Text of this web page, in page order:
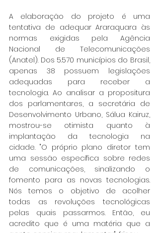
A elaboração do projeto é uma
tentativa de adequar Araraquara às
normas exigidas pela Agência
Nacional de Telecomunicações
(Anatel). Dos 5.570 municípios do Brasil,
apenas 38 possuem legislações
adequadas para receber a
tecnologia. Ao analisar a propositura
dos parlamentares, a secretária de
Desenvolvimento Urbano, Sálua Kairuz,
mostrou-se otimista quanto à
implantação da tecnologia na
cidade. "O próprio plano diretor tem
uma sessão específica sobre redes
de comunicações, sinalizando o
fomento para as novas tecnologias.
Nós temos o objetivo de acolher
todas as revoluções tecnológicas
pelas quais passarmos. Então, eu
acredito que é uma matéria que a